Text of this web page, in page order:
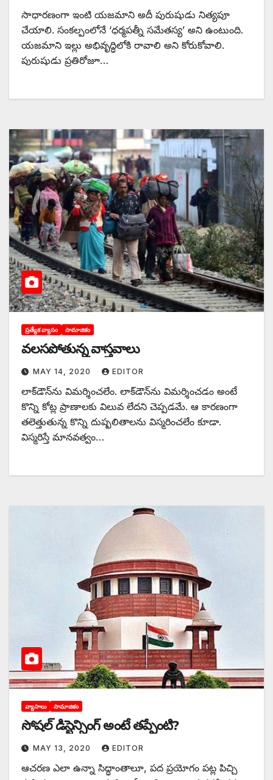
సాధారణంగా ఇంటి యజమాని అదీ పురుషుడు నిత్యపూ
చేయాలి. సంకల్పంలోనే ‘ధర్మపత్నీ సమేతస్య’ అని ఉంటుంది.
యజమాని ఇల్లు అభివృద్ధిలోకి రావాలి అని కోరుకోవాలి.
పురుషుడు ప్రతిరోజూ…
ప్రత్యేక వ్యాసం సామాజికం
వలసపోతున్న వాస్తవాలు
MAY 14, 2020 EDITOR
లాక్‌డౌన్‌ను విమర్శించలేం. లాక్‌డౌన్‌ను విమర్శించడం అంటే
కొన్ని కోట్ల ప్రాణాలకు విలువ లేదని చెప్పడమే. ఆ కారణంగా
తలెత్తుతున్న కొన్ని దుష్ఫలితాలను విస్మరించలేం కూడా.
విస్మరిస్తే మానవత్వం…
వ్యాసాలు సామాజికం
సోషల్‌ ‌డిస్టెన్సింగ్‌ అం‌టే తప్పేంటి?
MAY 13, 2020 EDITOR
ఆచరణ ఎలా ఉన్నా సిద్ధాంతాలూ, పద ప్రయోగం పట్ల పిచ్చి